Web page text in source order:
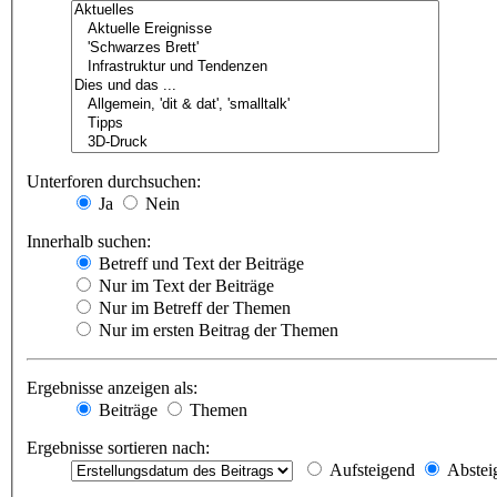
Unterforen durchsuchen:
Ja
Nein
Innerhalb suchen:
Betreff und Text der Beiträge
Nur im Text der Beiträge
Nur im Betreff der Themen
Nur im ersten Beitrag der Themen
Ergebnisse anzeigen als:
Beiträge
Themen
Ergebnisse sortieren nach:
Aufsteigend